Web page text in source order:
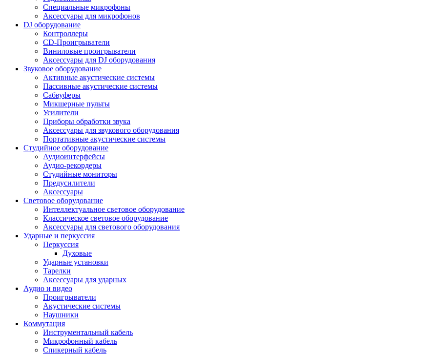
Специальные микрофоны
Аксессуары для микрофонов
DJ оборудование
Контроллеры
CD-Проигрыватели
Виниловые проигрыватели
Аксессуары для DJ оборудования
Звуковое оборудование
Активные акустические системы
Пассивные акустические системы
Сабвуферы
Микшерные пульты
Усилители
Приборы обработки звука
Аксессуары для звукового оборудования
Портативные акустические системы
Студийное оборудование
Аудиоинтерфейсы
Аудио-рекордеры
Студийные мониторы
Предусилители
Аксессуары
Световое оборудование
Интеллектуальное световое оборудование
Классическое световое оборудование
Аксессуары для светового оборудования
Ударные и перкуссия
Перкуссия
Духовые
Ударные установки
Тарелки
Аксессуары для ударных
Аудио и видео
Проигрыватели
Акустические системы
Наушники
Коммутация
Инструментальный кабель
Микрофонный кабель
Спикерный кабель